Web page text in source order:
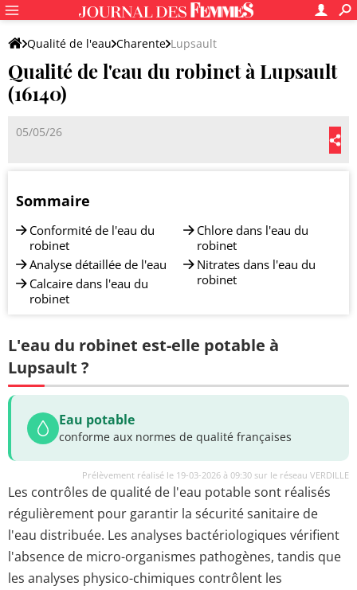
Qualité de l'eau Charente Lupsault
Qualité de l'eau du robinet à Lupsault
(16140)
05/05/26
Sommaire
Conformité de l'eau du
robinet
Analyse détaillée de l'eau
Calcaire dans l'eau du
robinet
Chlore dans l'eau du
robinet
Nitrates dans l'eau du
robinet
L'eau du robinet est-elle potable à
Lupsault ?
Eau potable
conforme aux normes de qualité françaises
Prélèvement réalisé le 19-03-2026 à 09:30 sur le réseau VERDILLE
Les contrôles de qualité de l'eau potable sont réalisés
régulièrement pour garantir la sécurité sanitaire de
l'eau distribuée. Les analyses bactériologiques vérifient
l'absence de micro-organismes pathogènes, tandis que
les analyses physico-chimiques contrôlent les